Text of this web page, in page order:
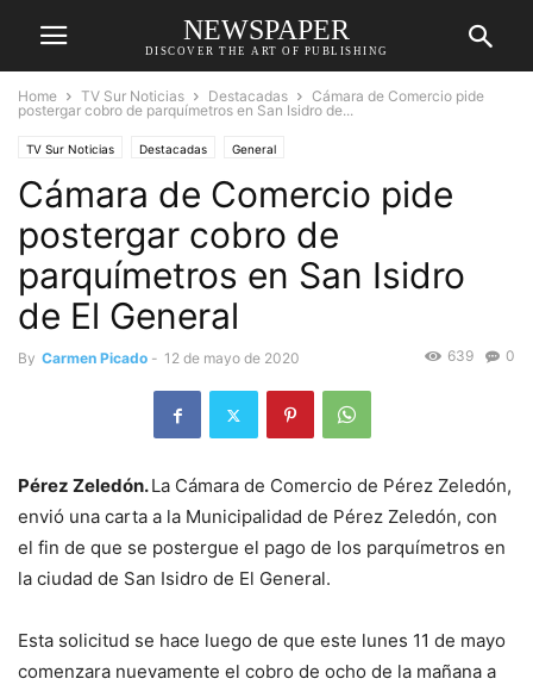
NEWSPAPER
DISCOVER THE ART OF PUBLISHING
Home TV Sur Noticias Destacadas
Cámara de Comercio pide
postergar cobro de parquímetros en San Isidro de...
TV Sur Noticias Destacadas General
Cámara de Comercio pide
postergar cobro de
parquímetros en San Isidro
de El General
By Carmen Picado - 12 de mayo de 2020 0
639
Pérez Zeledón.La Cámara de Comercio de Pérez Zeledón,
envió una carta a la Municipalidad de Pérez Zeledón, con
el fin de que se postergue el pago de los parquímetros en
la ciudad de San Isidro de El General.
Esta solicitud se hace luego de que este lunes 11 de mayo
comenzara nuevamente el cobro de ocho de la mañana a